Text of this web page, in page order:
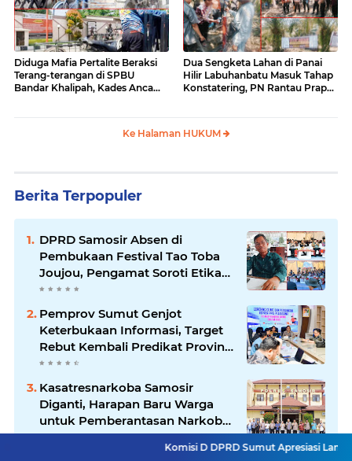
Diduga Mafia Pertalite Beraksi
Terang-terangan di SPBU
Bandar Khalipah, Kades Ancam
Dua Sengketa Lahan di Panai
Hilir Labuhanbatu Masuk Tahap
Konstatering, PN Rantau Prapat
Ke Halaman HUKUM
Berita Terpopuler
DPRD Samosir Absen di
Pembukaan Festival Tao Toba
Joujou, Pengamat Soroti Etika
Birokrasi Pemkab
Pemprov Sumut Genjot
Keterbukaan Informasi, Target
Rebut Kembali Predikat Provinsi
Informatif
Kasatresnarkoba Samosir
Diganti, Harapan Baru Warga
untuk Pemberantasan Narkoba
Menguat
Komisi D DPRD Sumut Apresiasi Langkah Gubsu